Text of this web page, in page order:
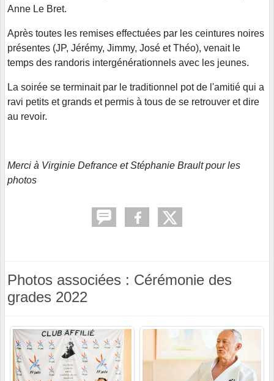
Anne Le Bret.
Après toutes les remises effectuées par les ceintures noires
présentes (JP, Jérémy, Jimmy, José et Théo), venait le
temps des randoris intergénérationnels avec les jeunes.
La soirée se terminait par le traditionnel pot de l'amitié qui a
ravi petits et grands et permis à tous de se retrouver et dire
au revoir.
Merci à Virginie Defrance et Stéphanie Brault pour les
photos
Photos associées : Cérémonie des
grades 2022